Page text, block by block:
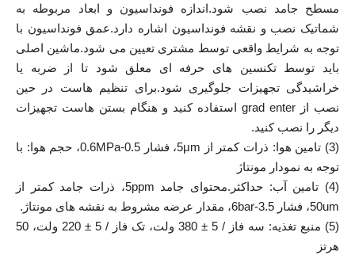
مسطح جامد نصب شود.اندازه فونداسیون و ابعاد مربوطه به
شماتیک نصب و نقشه فونداسیون اشاره دارد.عمق فونداسیون با
توجه به شرایط واقعی توسط مشتری تعیین می شود.ماشین اصلی
باید توسط تکنسین های حرفه ای معلق شود تا از ضربه یا
خراشیدگی تجهیزات جلوگیری شود.برای تنظیم هاست در حین
نصب از grad enter استفاده کنید و هنگام بستن هاست تجهیزات
دیگر را نصب کنید.
(3) تامین هوا: ذرات کمتر از 5μm، فشار 0.5-0.6MPa، حجم هوا: با
توجه به نمودار مونتاژ
(4) تامین آب: حداکثر.محتوای جامد 5ppm، ذرات جامد کمتر از
50um، فشار 3.5-6bar، مقدار عرضه مشروط به نقشه های مونتاژ.
(5) منبع تغذیه: سه فاز / 5 ± 380 ولت، تک فاز / 5 ± 220 ولت، 50
هرتز